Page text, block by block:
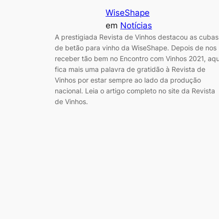
WiseShape
em Notícias
A prestigiada Revista de Vinhos destacou as cubas
de betão para vinho da WiseShape. Depois de nos
receber tão bem no Encontro com Vinhos 2021,
fica mais uma palavra de gratidão à Revista de
Vinhos por estar sempre ao lado da produção
nacional. Leia o artigo completo no site da Revista
de Vinhos.